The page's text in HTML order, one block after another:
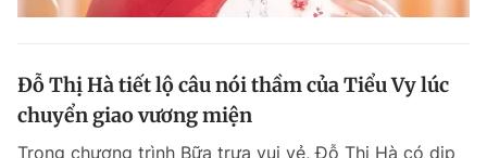
Đỗ Thị Hà tiết lộ câu nói thầm của Tiểu Vy lúc
chuyển giao vương miện
Trong chương trình Bữa trưa vui vẻ, Đỗ Thị Hà có dịp